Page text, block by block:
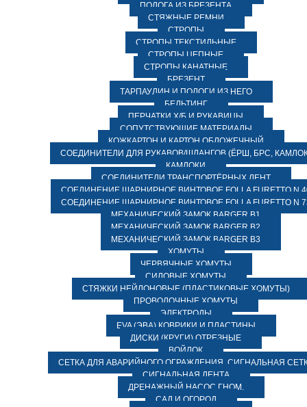
ПОЛОГА ИЗ БРЕЗЕНТА
СТЯЖНЫЕ РЕМНИ
СТРОПЫ
СТРОПЫ ТЕКСТИЛЬНЫЕ
СТРОПЫ ЦЕПНЫЕ
СТРОПЫ КАНАТНЫЕ
БРЕЗЕНТ
ТАРПАУЛИН И ПОЛОГИ ИЗ НЕГО
БЕЛЬТИНГ
ПЕРЧАТКИ Х/Б И РУКАВИЦЫ
СОПУТСТВУЮЩИЕ МАТЕРИАЛЫ
КОЖКАРТОН И КАРТОН ОБЛОЖЕЧНЫЙ
СОЕДИНИТЕЛИ ДЛЯ РУКАВОВ/ШЛАНГОВ (ЁРШ, БРС,
КАМЛОКИ
СОЕДИНИТЕЛИ ТРАНСПОРТЁРНЫХ ЛЕНТ
СОЕДИНЕНИЕ ШАРНИРНОЕ ВИНТОВОЕ FOLLA FURETTO N
СОЕДИНЕНИЕ ШАРНИРНОЕ ВИНТОВОЕ FOLLA FURETTO N
МЕХАНИЧЕСКИЙ ЗАМОК BARGER B1
МЕХАНИЧЕСКИЙ ЗАМОК BARGER B2
МЕХАНИЧЕСКИЙ ЗАМОК BARGER B3
ХОМУТЫ
ЧЕРВЯЧНЫЕ ХОМУТЫ
СИЛОВЫЕ ХОМУТЫ
СТЯЖКИ НЕЙЛОНОВЫЕ (ПЛАСТИКОВЫЕ ХОМУТЫ)
ПРОВОЛОЧНЫЕ ХОМУТЫ
ЭЛЕКТРОДЫ
EVA (ЭВА) КОВРИКИ И ПЛАСТИНЫ
ДИСКИ (КРУГИ) ОТРЕЗНЫЕ
ВОЙЛОК
СЕТКА ДЛЯ АВАРИЙНОГО ОГРАЖДЕНИЯ, СИГНАЛЬНАЯ
СИГНАЛЬНАЯ ЛЕНТА
ДРЕНАЖНЫЙ НАСОС ГНОМ.
САД И ОГОРОД